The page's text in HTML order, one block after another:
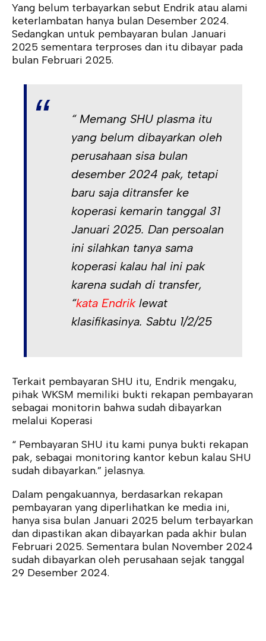
Yang belum terbayarkan sebut Endrik atau alami
keterlambatan hanya bulan Desember 2024.
Sedangkan untuk pembayaran bulan Januari
2025 sementara terproses dan itu dibayar pada
bulan Februari 2025.
“ Memang SHU plasma itu
yang belum dibayarkan oleh
perusahaan sisa bulan
desember 2024 pak, tetapi
baru saja ditransfer ke
koperasi kemarin tanggal 31
Januari 2025. Dan persoalan
ini silahkan tanya sama
koperasi kalau hal ini pak
karena sudah di transfer,
“kata Endriklewat
klasifikasinya. Sabtu 1/2/25
Terkait pembayaran SHU itu, Endrik mengaku,
pihak WKSM memiliki bukti rekapan pembayaran
sebagai monitorin bahwa sudah dibayarkan
melalui Koperasi
“ Pembayaran SHU itu kami punya bukti rekapan
pak, sebagai monitoring kantor kebun kalau SHU
sudah dibayarkan.” jelasnya.
Dalam pengakuannya, berdasarkan rekapan
pembayaran yang diperlihatkan ke media ini,
hanya sisa bulan Januari 2025 belum terbayarkan
dan dipastikan akan dibayarkan pada akhir bulan
Februari 2025. Sementara bulan November 2024
sudah dibayarkan oleh perusahaan sejak tanggal
29 Desember 2024.